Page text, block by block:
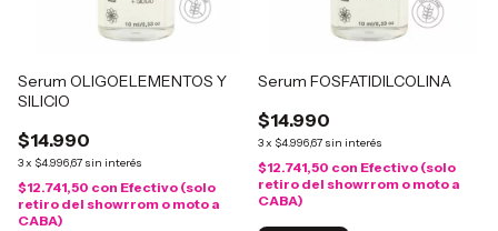
Serum OLIGOELEMENTOS Y
SILICIO
$14.990
3x $4.996,67 sin interés
$12.741,50 con Efectivo (solo
retiro del showrrom o moto a
CABA)
Serum FOSFATIDILCOLINA
$14.990
3x $4.996,67 sin interés
$12.741,50 con Efectivo (solo
retiro del showrrom o moto a
CABA)